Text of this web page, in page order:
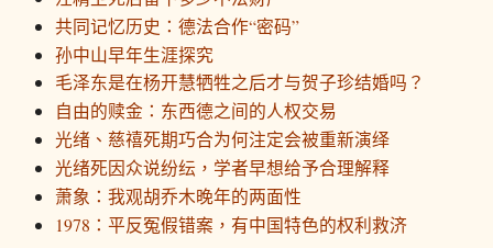
共同记忆历史：德法合作“密码”
孙中山早年生涯探究
毛泽东是在杨开慧牺牲之后才与贺子珍结婚吗？
自由的赎金：东西德之间的人权交易
光绪、慈禧死期巧合为何注定会被重新演绎
光绪死因众说纷纭，学者早想给予合理解释
萧象：我观胡乔木晚年的两面性
1978：平反冤假错案，有中国特色的权利救济